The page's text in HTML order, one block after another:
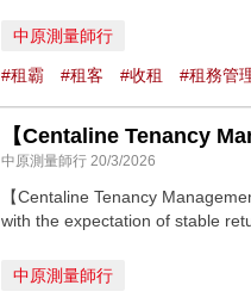
中原測量師行
#租霸 #租客 #收租 #租務管
【Centaline Tenancy
中原測量師行 20/3/2026
【Centaline Tenancy
with the expectation of stable
中原測量師行